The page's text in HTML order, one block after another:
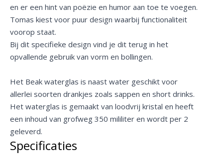
en er een hint van poëzie en humor aan toe te voegen.
Tomas kiest voor puur design waarbij functionaliteit
voorop staat.
Bij dit specifieke design vind je dit terug in het
opvallende gebruik van vorm en bollingen.
Het Beak waterglas is naast water geschikt voor
allerlei soorten drankjes zoals sappen en short drinks.
Het waterglas is gemaakt van loodvrij kristal en heeft
een inhoud van grofweg 350 mililiter en wordt per 2
geleverd.
Specificaties